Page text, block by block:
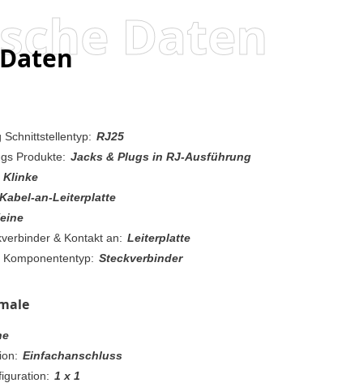
Daten
Schnittstellentyp: RJ25
Produkte: Jacks & Plugs in RJ-Ausführung
Klinke
Kabel-an-Leiterplatte
& Kontakt an: Leiterplatte
Steckverbinder
Einfachanschluss
1 x 1